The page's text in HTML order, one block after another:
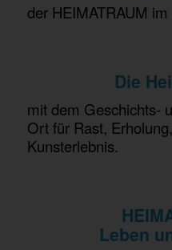
der HEIMATRAUM
Die
mit dem Geschichts-
Ort für Rast,
Kunsterlebnis.
Leben